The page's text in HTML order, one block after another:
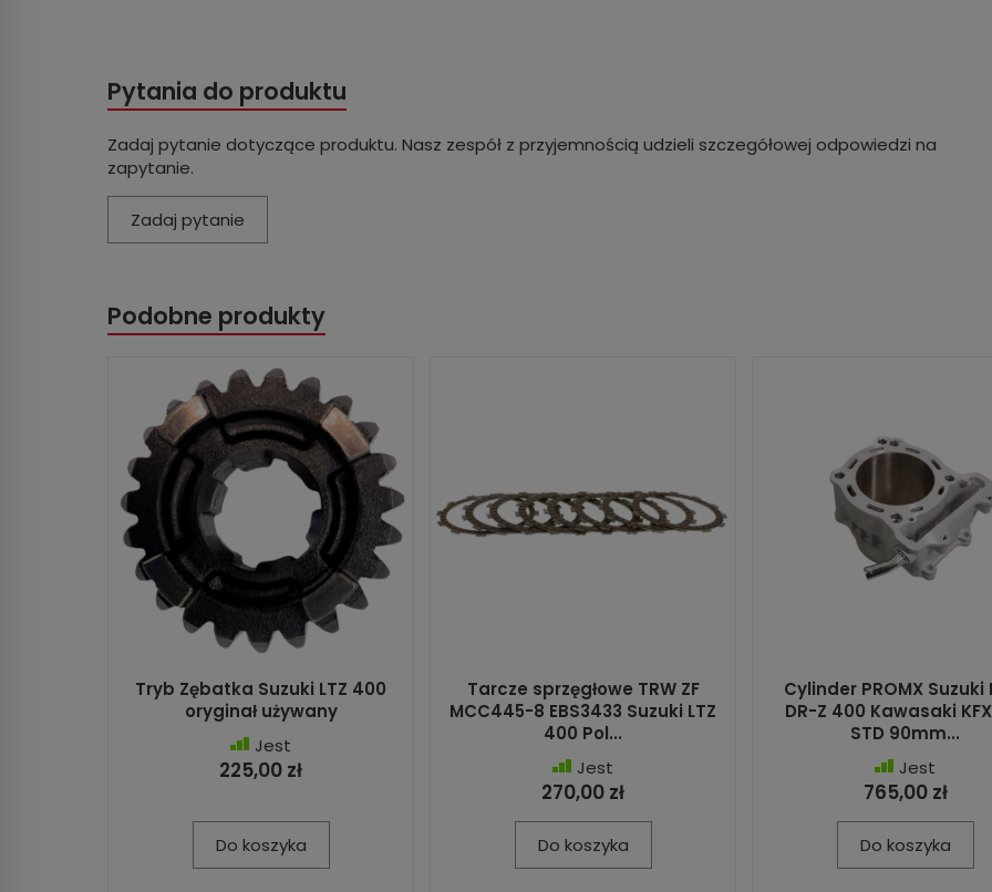
Pytania do produktu
Zadaj pytanie dotyczące produktu. Nasz zespół z przyjemnością udzieli szczegółowej odpowiedzi na
zapytanie.
Zadaj pytanie
Podobne produkty
Tryb Zębatka Suzuki LTZ 400
oryginał używany
Jest
225,00 zł
Do koszyka
Tarcze sprzęgłowe TRW ZF
MCC445-8 EBS3433 Suzuki LTZ
400 Pol...
Jest
270,00 zł
Do koszyka
Cylinder PROMX Suzuki
DR-Z 400 Kawasaki
STD 90mm...
Jest
765,00 zł
Do koszyka